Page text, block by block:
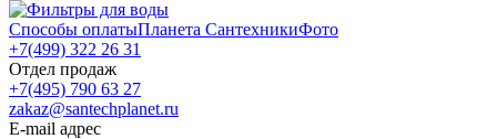
Способы оплатыПланета СантехникиФото
+7(499) 322 26 31
Отдел продаж
+7(495) 790 63 27
zakaz@santechplanet.ru
E-mail адрес